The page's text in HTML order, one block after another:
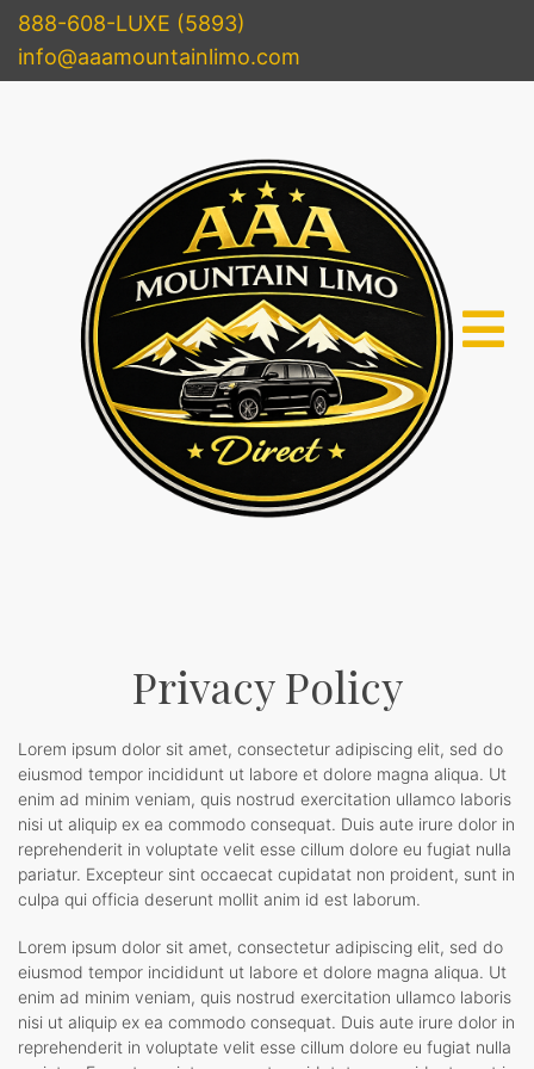
888-608-LUXE (5893)
info@aaamountainlimo.com
Privacy Policy
Lorem ipsum dolor sit amet, consectetur adipiscing elit, sed do
eiusmod tempor incididunt ut labore et dolore magna aliqua. Ut
enim ad minim veniam, quis nostrud exercitation ullamco laboris
nisi ut aliquip ex ea commodo consequat. Duis aute irure dolor in
reprehenderit in voluptate velit esse cillum dolore eu fugiat nulla
pariatur. Excepteur sint occaecat cupidatat non proident, sunt in
culpa qui officia deserunt mollit anim id est laborum.
Lorem ipsum dolor sit amet, consectetur adipiscing elit, sed do
eiusmod tempor incididunt ut labore et dolore magna aliqua. Ut
enim ad minim veniam, quis nostrud exercitation ullamco laboris
nisi ut aliquip ex ea commodo consequat. Duis aute irure dolor in
reprehenderit in voluptate velit esse cillum dolore eu fugiat nulla